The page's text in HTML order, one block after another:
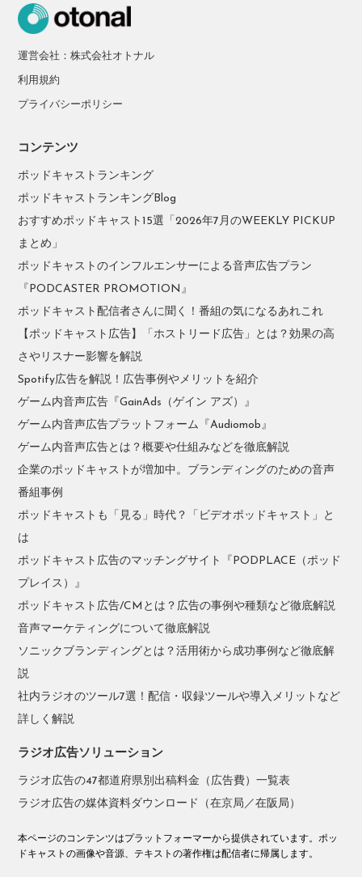
運営会社：株式会社オトナル
利用規約
プライバシーポリシー
コンテンツ
ポッドキャストランキング
ポッドキャストランキングBlog
おすすめポッドキャスト15選「2026年7月のWEEKLY PICKUP
まとめ」
ポッドキャストのインフルエンサーによる音声広告プラン
『PODCASTER PROMOTION』
ポッドキャスト配信者さんに聞く！番組の気になるあれこれ
【ポッドキャスト広告】「ホストリード広告」とは？効果の高
さやリスナー影響を解説
Spotify広告を解説！広告事例やメリットを紹介
ゲーム内音声広告『GainAds（ゲイン アズ）』
ゲーム内音声広告プラットフォーム『Audiomob』
ゲーム内音声広告とは？概要や仕組みなどを徹底解説
企業のポッドキャストが増加中。ブランディングのための音声
番組事例
ポッドキャストも「見る」時代？「ビデオポッドキャスト」と
は
ポッドキャスト広告のマッチングサイト『PODPLACE（ポッド
プレイス）』
ポッドキャスト広告/CMとは？広告の事例や種類など徹底解説
音声マーケティングについて徹底解説
ソニックブランディングとは？活用術から成功事例など徹底解
説
社内ラジオのツール7選！配信・収録ツールや導入メリットなど
詳しく解説
ラジオ広告ソリューション
ラジオ広告の47都道府県別出稿料金（広告費）一覧表
ラジオ広告の媒体資料ダウンロード（在京局／在阪局）
本ページのコンテンツはプラットフォーマーから提供されています。ポッ
ドキャストの画像や音源、テキストの著作権は配信者に帰属します。